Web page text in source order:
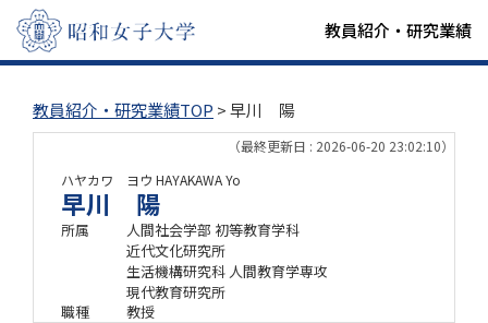
教員紹介・研究業績
教員紹介・研究業績TOP > 早川 陽
（最終更新日 : 2026-06-20 23:02:10）
ハヤカワ ヨウ HAYAKAWA Yo
早川 陽
所属
人間社会学部 初等教育学科
近代文化研究所
生活機構研究科 人間教育学専攻
現代教育研究所
職種
教授